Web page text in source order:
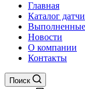
Главная
Каталог
Выполненные
Новости
О компании
Контакты
Поиск